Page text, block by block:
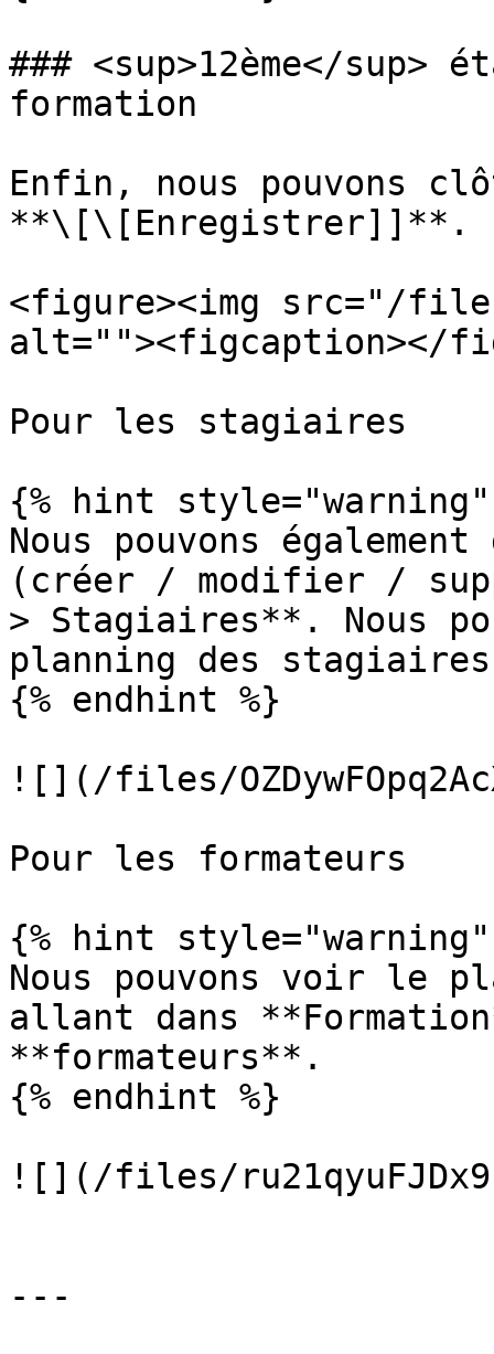
### <sup>12ème</
formation
Enfin, nous pouvons
**\[\[Enregistrer]]**.
<figure><img src="/files/
alt=""><figcaption></
Pour les stagiaires
{% hint style="warning"
Nous pouvons
(créer / modifier /
> Stagiaires**. Nous
planning des
{% endhint %}
![](/files/
Pour les formateurs
{% hint style="warning"
Nous pouvons voir le
allant dans
**formateurs**.
{% endhint %}
![](/files/
---